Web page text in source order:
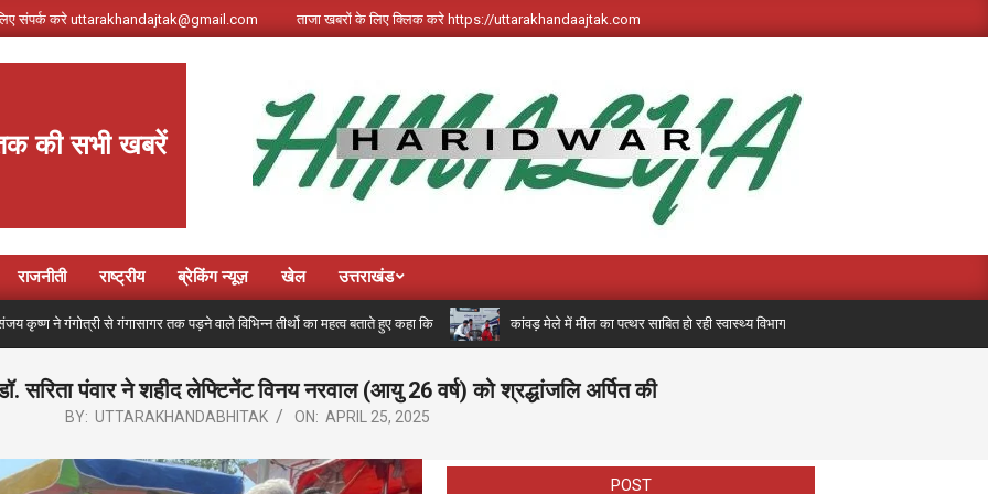
संपर्क करे uttarakhandajtak@gmail.com ताजा खबरों के लिए क्लिक करे https://uttarakhandaajtak.com
की सभी खबरें
राजनीती राष्ट्रीय ब्रेकिंग न्यूज़ खेल उत्तराखंड
से गंगासागर तक पड़ने वाले विभिन्न तीर्थो का महत्व बताते हुए कहा कि कांवड़ मेले में मील का पत्थर साबित हो रही स्वास्थ्य विभाग की पहली बार लगी मेडिकल मोबाइल यूनिट, अब
डॉ. सरिता पंवार ने शहीद लेफ्टिनेंट विनय नरवाल (आयु 26 वर्ष) को श्रद्धांजलि अर्पित की
BY: UTTARAKHANDABHITAK ON: APRIL 25, 2025
POST